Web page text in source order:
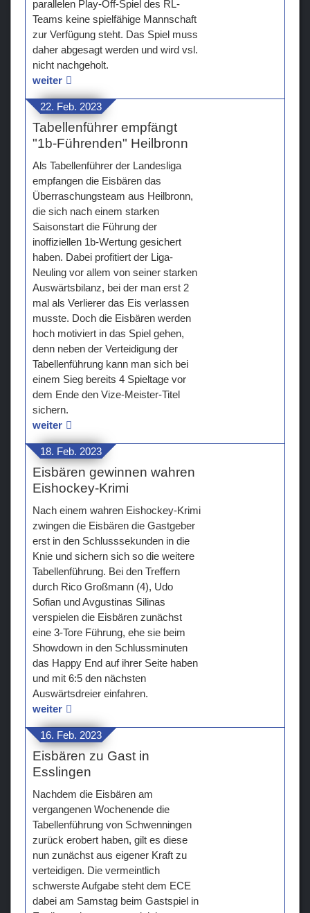
parallelen Play-Off-Spiel des RL-
Teams keine spielfähige Mannschaft
zur Verfügung steht. Das Spiel muss
daher abgesagt werden und wird vsl.
nicht nachgeholt.
weiter
22. Feb. 2023
Tabellenführer empfängt
"1b-Führenden" Heilbronn
Als Tabellenführer der Landesliga
empfangen die Eisbären das
Überraschungsteam aus Heilbronn,
die sich nach einem starken
Saisonstart die Führung der
inoffiziellen 1b-Wertung gesichert
haben. Dabei profitiert der Liga-
Neuling vor allem von seiner starken
Auswärtsbilanz, bei der man erst 2
mal als Verlierer das Eis verlassen
musste. Doch die Eisbären werden
hoch motiviert in das Spiel gehen,
denn neben der Verteidigung der
Tabellenführung kann man sich bei
einem Sieg bereits 4 Spieltage vor
dem Ende den Vize-Meister-Titel
sichern.
weiter
18. Feb. 2023
Eisbären gewinnen wahren
Eishockey-Krimi
Nach einem wahren Eishockey-Krimi
zwingen die Eisbären die Gastgeber
erst in den Schlusssekunden in die
Knie und sichern sich so die weitere
Tabellenführung. Bei den Treffern
durch Rico Großmann (4), Udo
Sofian und Avgustinas Silinas
verspielen die Eisbären zunächst
eine 3-Tore Führung, ehe sie beim
Showdown in den Schlussminuten
das Happy End auf ihrer Seite haben
und mit 6:5 den nächsten
Auswärtsdreier einfahren.
weiter
16. Feb. 2023
Eisbären zu Gast in
Esslingen
Nachdem die Eisbären am
vergangenen Wochenende die
Tabellenführung von Schwenningen
zurück erobert haben, gilt es diese
nun zunächst aus eigener Kraft zu
verteidigen. Die vermeintlich
schwerste Aufgabe steht dem ECE
dabei am Samstag beim Gastspiel in